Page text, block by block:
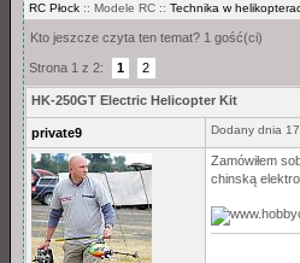
RC Płock :: Modele RC :: Technika w
Kto jeszcze czyta ten temat? 1 gość(ci)
Strona 1 z 2: 1 2
HK-250GT Electric Helicopter Kit
private9 Dodany dnia
Zamówiłem
chinską